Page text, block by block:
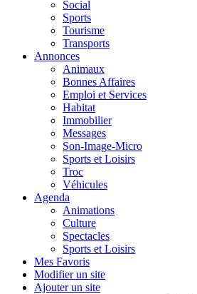
Social
Sports
Tourisme
Transports
Annonces
Animaux
Bonnes Affaires
Emploi et Services
Habitat
Immobilier
Messages
Son-Image-Micro
Sports et Loisirs
Troc
Véhicules
Agenda
Animations
Culture
Spectacles
Sports et Loisirs
Mes Favoris
Modifier un site
Ajouter un site